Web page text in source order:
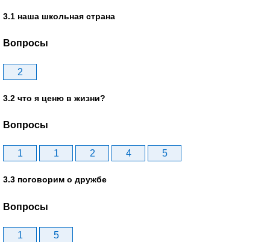
3.1 наша школьная страна
Вопросы
2
3.2 что я ценю в жизни?
Вопросы
1 1 2 4 5
3.3 поговорим о дружбе
Вопросы
1 5